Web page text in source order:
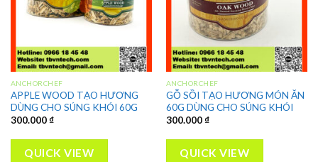
ANCHORCHEF
APPLE WOOD TẠO HƯƠNG
DÙNG CHO SÚNG KHÓI 60G
300.000₫
QUICK VIEW
ANCHORCHEF
GỖ SỒI TẠO HƯƠNG MÓN ĂN
60G DÙNG CHO SÚNG KHÓI
300.000₫
QUICK VIEW